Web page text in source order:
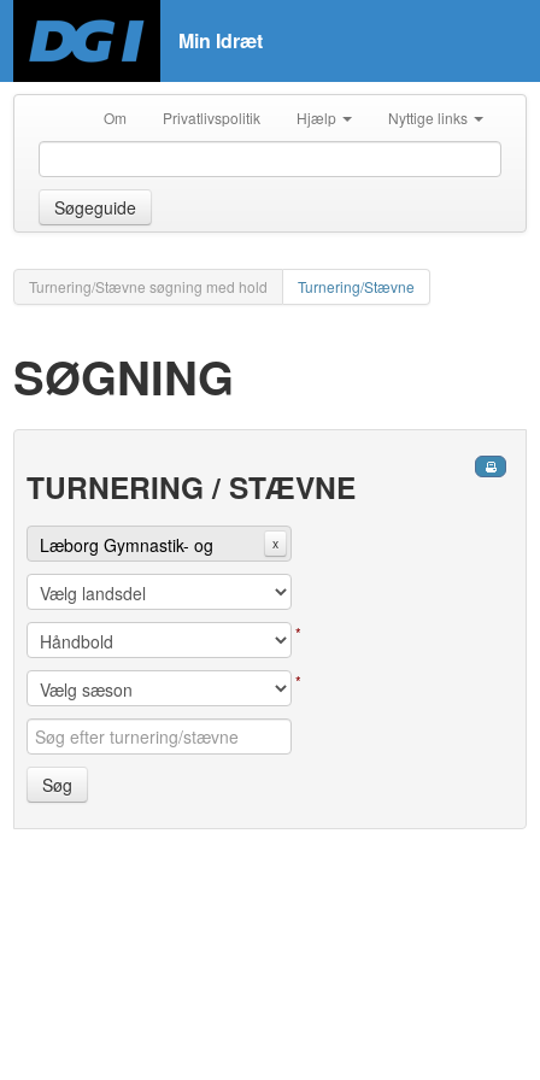
Min Idræt
Om Privatlivspolitik Hjælp Nyttige links
Søgeguide
Turnering/Stævne søgning med hold Turnering/Stævne
SØGNING
TURNERING / STÆVNE
Læborg Gymnastik- og
Ungdomsforening
x
*
*